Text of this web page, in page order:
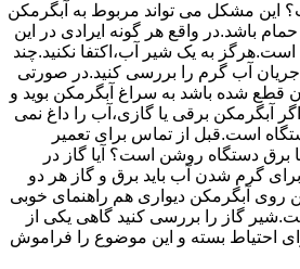
این مشکل می تواند مربوط به آبگرمکن
باشد.در واقع هر گونه ایرادی در این
است.هرگز به یک شیر آب،اکتفا نکنید.چند
جریان آب گرم را بررسی کنید.در صورتی
قطع شده باشد به سراغ آبگرمکن بوید و
آبگرمکن برقی یا گازی،آب را داغ نمی
است.قبل از تماس برای تعمیر
برق دستگاه روشن است؟ آیا گاز در
گرم شدن آب باید برق و گاز هر دو
آبگرمکن دیواری هم راهنمای خوبی
گاز را بررسی کنید گاهی یکی از
احتیاط بسته و این موضوع را فراموش